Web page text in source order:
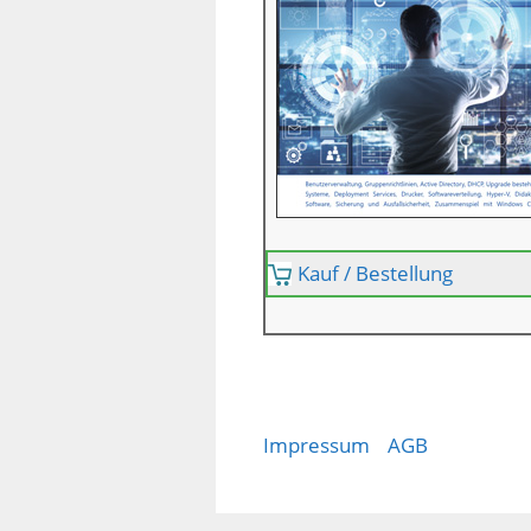
Kauf / Bestellung
Impressum AGB